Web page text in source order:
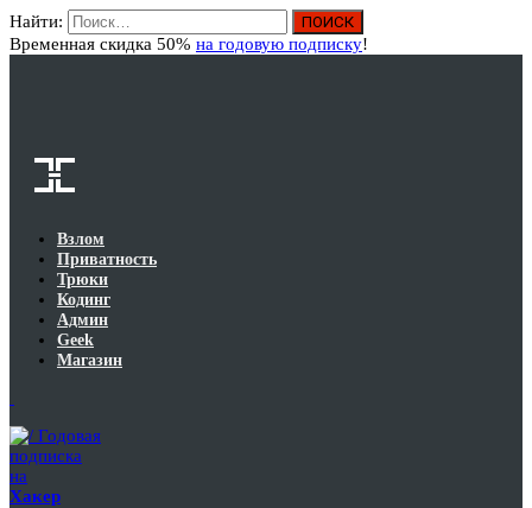
Найти:
Временная скидка 50% на годовую подписку!
Взлом
Приватность
Трюки
Кодинг
Админ
Geek
Магазин
Годовая
подписка
на
Хакер